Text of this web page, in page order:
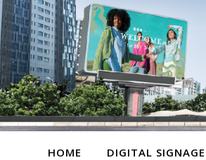
HOME DIGITAL SIGNAGE